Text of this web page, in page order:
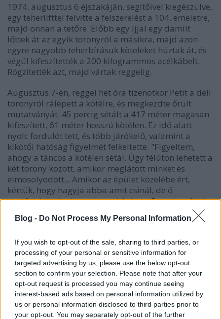
Blog - Do Not Process My Personal Information
If you wish to opt-out of the sale, sharing to third parties, or
processing of your personal or sensitive information for
targeted advertising by us, please use the below opt-out
section to confirm your selection. Please note that after your
opt-out request is processed you may continue seeing
interest-based ads based on personal information utilized by
us or personal information disclosed to third parties prior to
your opt-out. You may separately opt-out of the further
1974. augusztus 6 éjszakáján, segítőivel kiegészülve,
egy teherlifttel felvitte a felszerelést a 104. emeletre,
majd onnan a tetőre. Előbb egy íjjal egy damilt
lőttek át az egyik toronyról a másikra, majd azon
egyre nagyobb teherbírásuk köteleket húztak át, és
végül kifeszítették a 200 kilogrammos acélkábelt.
Rögzítették azt, majd vártak reggelig.
Augusztus 7-én, reggel hét óra tizenötkor Petit a déli
toronyról rálépett a kötélre, és megkezdte őrült
mutatványát. 45 percig sétált a 417 méter magasan
kifeszített, 61 méter hosszú kötélen. Ez idő alatt
nyolc fordulót tett, és több járókelő, valamint a
kikötői hatóság figyelmét felkeltette. "Figyeltem,
ahogy a táncos a kötélen sétál. Úgy félúton lehetett a
két torony között, amikor meglátott minket és
elmosolyodott... Amikor az épület közelébe ért,
kértük, hogy hagyja abba amit csinál, de ő
megfordult, és visszasietett középre. Pattogott fel és
emlékezett a napra az
egyik kiérkező tiszt. Petit-t figyelmeztette egy barátja
megpróbálják leszedni, ha csak nem adja fel magát,
de ekkor még nem jött le. A döntést csak akkor hozta
meg, amikor elkezdett esni az eső. A déli toronynál
fogták el, miután lelépett a kötélről. A rendőrök
megbilincselték, és durván letaszították a lépcsőn.
Ezt később úgy mesélte, mint a nap legveszélyesebb
részét.